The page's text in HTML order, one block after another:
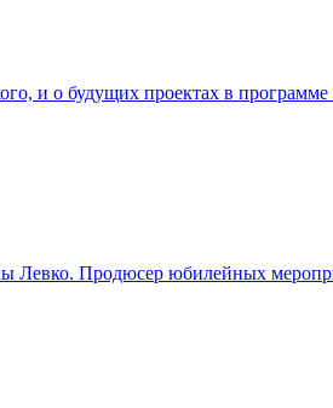
и о будущих проектах в программе
Левко. Продюсер юбилейных